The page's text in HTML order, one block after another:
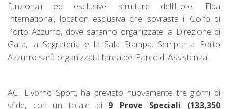
funzionali ed esclusive strutture dell’Hotel Elba
International, location esclusiva che sovrasta il Golfo di
Porto Azzurro, dove saranno organizzate la Direzione di
Gara, la Segreteria e la Sala Stampa. Sempre a Porto
Azzurro sarà organizzata l’area del Parco di Assistenza.
ACI Livorno Sport, ha previsto nuovamente tre giorni di
sfide, con un totale di 9 Prove Speciali (133,350